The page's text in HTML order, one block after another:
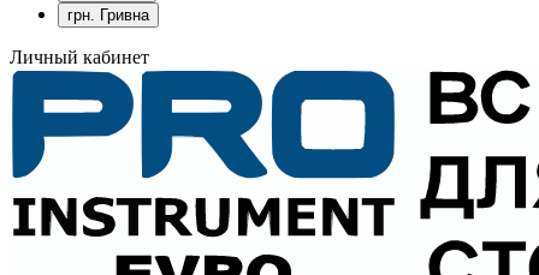
грн. Гривна
Личный кабинет